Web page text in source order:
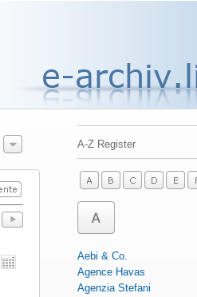
A-Z Register
Aebi & Co.
Agence Havas
Agenzia Stefani